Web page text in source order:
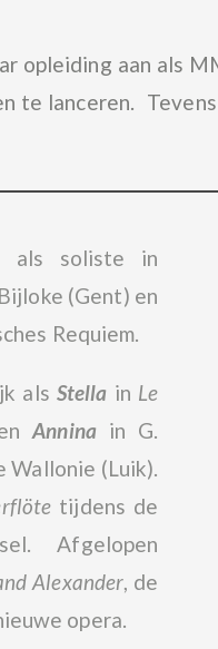
opleiding aan als
te lanceren.
als soliste in
(Gent) en
Requiem.
als Stella in Le
enAnnina in G.
Wallonie (Luik).
tijdens de
Afgelopen
Alexander, de
opera.